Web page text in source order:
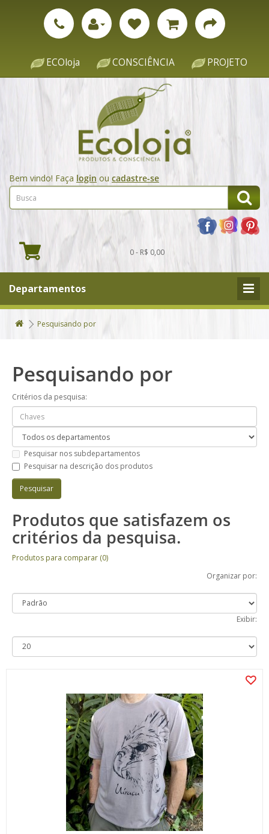
ECOloja CONSCIÊNCIA PROJETO
Bem vindo! Faça login ou cadastre-se
0 - R$ 0,00
Departamentos
Pesquisando por
Pesquisando por
Critérios da pesquisa:
Pesquisar nos subdepartamentos
Pesquisar na descrição dos produtos
Produtos que satisfazem os
critérios da pesquisa.
Produtos para comparar (0)
Organizar por:
Exibir: